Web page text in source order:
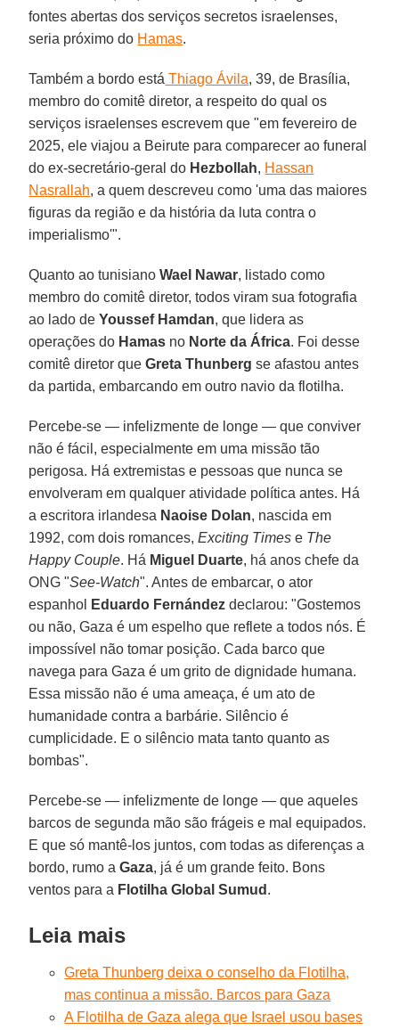
fontes abertas dos serviços secretos israelenses,
seria próximo do Hamas.
Também a bordo está Thiago Ávila, 39, de Brasília,
membro do comitê diretor, a respeito do qual os
serviços israelenses escrevem que "em fevereiro de
2025, ele viajou a Beirute para comparecer ao funeral
do ex-secretário-geral do Hezbollah, Hassan
Nasrallah, a quem descreveu como 'uma das maiores
figuras da região e da história da luta contra o
imperialismo'".
Quanto ao tunisianoWael Nawar, listado como
membro do comitê diretor, todos viram sua fotografia
ao lado deYoussef Hamdan, que lidera as
operações do Hamas no Norte da África. Foi desse
comitê diretor queGreta Thunberg se afastou antes
da partida, embarcando em outro navio da flotilha.
Percebe-se — infelizmente de longe — que conviver
não é fácil, especialmente em uma missão tão
perigosa. Há extremistas e pessoas que nunca se
envolveram em qualquer atividade política antes. Há
a escritora irlandesa Naoise Dolan, nascida em
1992, com dois romances, Exciting Times e The
Happy Couple. Há Miguel Duarte, há anos chefe da
ONG "See-Watch". Antes de embarcar, o ator
espanhol
Eduardo Fernández declarou: "Gostemos
ou não, Gaza é um espelho que reflete a todos nós. É
impossível não tomar posição. Cada barco que
navega para Gaza é um grito de dignidade humana.
Essa missão não é uma ameaça, é um ato de
humanidade contra a barbárie. Silêncio é
cumplicidade. E o silêncio mata tanto quanto as
bombas".
Percebe-se — infelizmente de longe — que aqueles
barcos de segunda mão são frágeis e mal equipados.
E que só mantê-los juntos, com todas as diferenças a
bordo, rumo aGaza, já é um grande feito. Bons
ventos para a Flotilha Global Sumud .
Leia mais
Greta Thunberg deixa o conselho da Flotilha,
mas continua a missão. Barcos para Gaza
A Flotilha de Gaza alega que Israel usou bases